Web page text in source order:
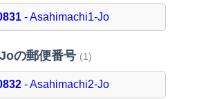
- Asahimachi1-Jo
の郵便番号 (1)
- Asahimachi2-Jo